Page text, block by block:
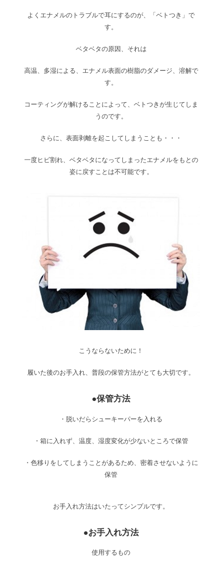
よくエナメルのトラブルで耳にするのが、「ベトつき」で
す。
ベタベタの原因、それは
高温、多湿による、エナメル表面の樹脂のダメージ、溶解で
す。
コーティングが解けることによって、ベトつきが生じてしま
うのです。
さらに、表面剥離を起こしてしまうことも・・・
一度ヒビ割れ、ベタベタになってしまったエナメルをもとの
姿に戻すことは不可能です。
こうならないために！
履いた後のお手入れ、普段の保管方法がとても大切です。
●保管方法
・脱いだらシューキーパーを入れる
・箱に入れず、温度、湿度変化が少ないところで保管
・色移りをしてしまうことがあるため、密着させないように
保管
お手入れ方法はいたってシンプルです。
●お手入れ方法
使用するもの